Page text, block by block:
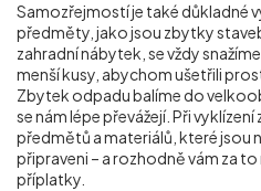
Samozřejmostí je také důkladné
předměty, jako jsou zbytky
zahradní nábytek, se vždy
menší kusy, abychom ušetřili
Zbytek odpadu balíme do
se nám lépe převážejí. Při
předmětů a materiálů, které jsou
připraveni – a rozhodně vám za
příplatky.